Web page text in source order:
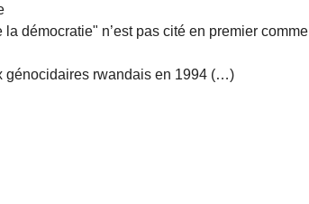
démocratie" n’est pas cité en premier comme
génocidaires rwandais en 1994 (…)